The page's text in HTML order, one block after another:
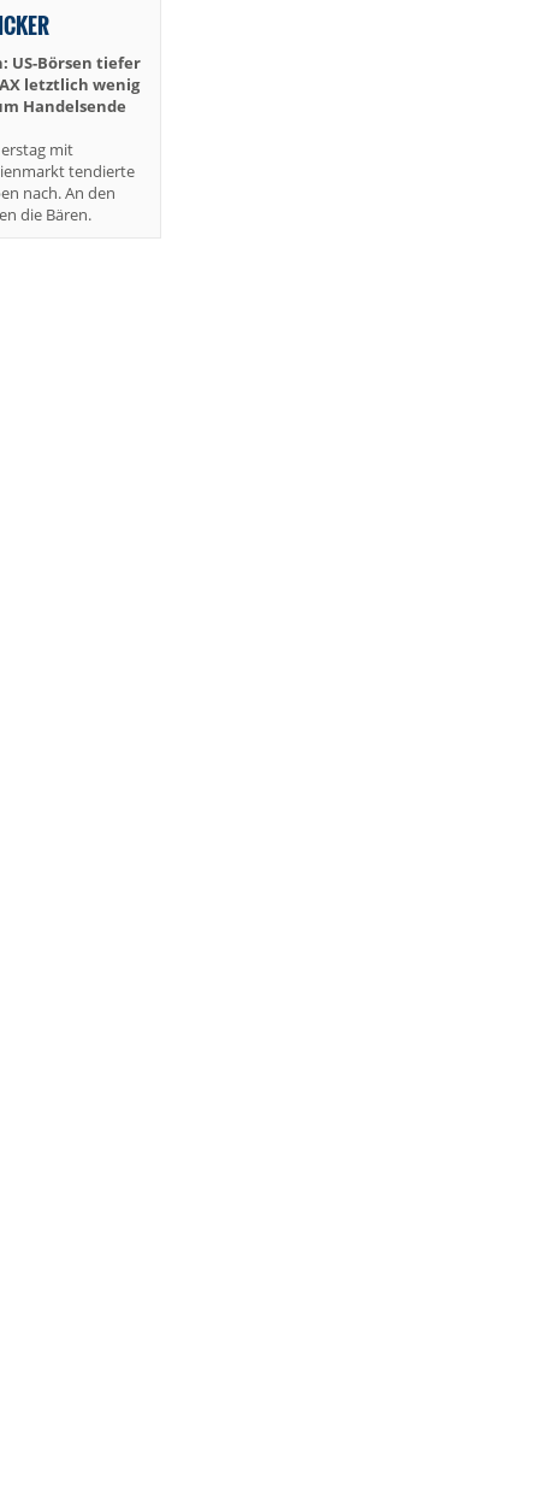
US-Börsen tiefer
letztlich wenig
Handelsende
mit
tendierte
nach. An den
die Bären.